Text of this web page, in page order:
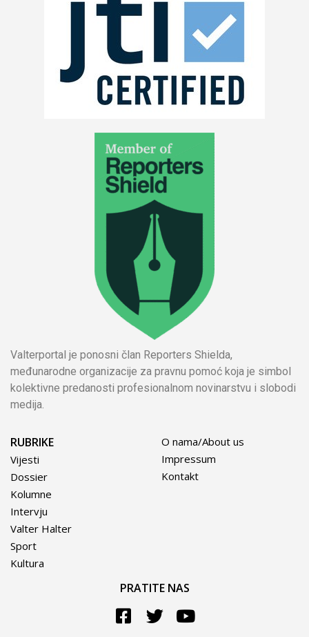
Valterportal je ponosni član Reporters Shielda,
međunarodne organizacije za pravnu pomoć koja je simbol
kolektivne predanosti profesionalnom novinarstvu i slobodi
medija.
RUBRIKE
Vijesti
Dossier
Kolumne
Intervju
Valter Halter
Sport
Kultura
O nama/About us
Impressum
Kontakt
PRATITE NAS